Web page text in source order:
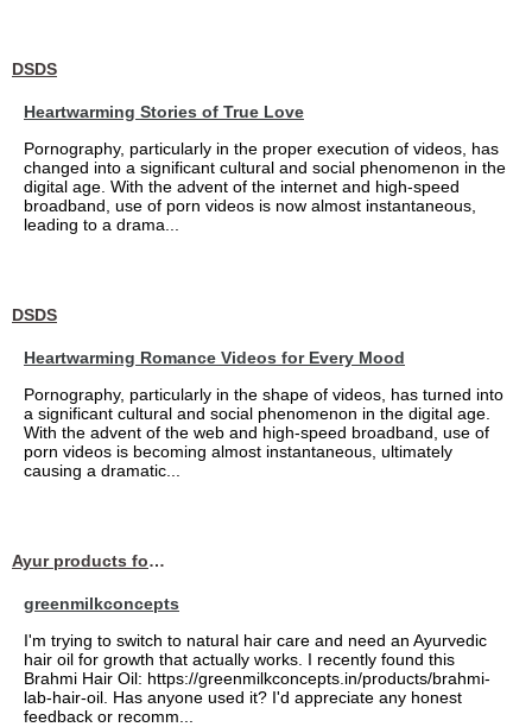
DSDS
Heartwarming Stories of True Love
Pornography, particularly in the proper execution of videos, has
changed into a significant cultural and social phenomenon in the
digital age. With the advent of the internet and high-speed
broadband, use of porn videos is now almost instantaneous,
leading to a drama...
DSDS
Heartwarming Romance Videos for Every Mood
Pornography, particularly in the shape of videos, has turned into
a significant cultural and social phenomenon in the digital age.
With the advent of the web and high-speed broadband, use of
porn videos is becoming almost instantaneous, ultimately
causing a dramatic...
Ayur products for hair
greenmilkconcepts
I'm trying to switch to natural hair care and need an Ayurvedic
hair oil for growth that actually works. I recently found this
Brahmi Hair Oil: https://greenmilkconcepts.in/products/brahmi-
lab-hair-oil. Has anyone used it? I'd appreciate any honest
feedback or recomm...